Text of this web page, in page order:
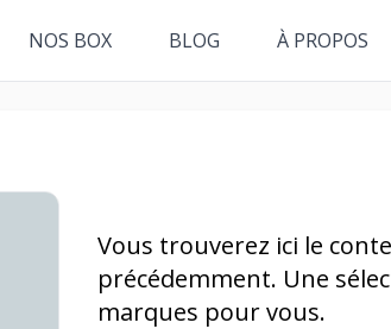
NOS BOX BLOG À PROPOS
Vous trouverez ici le
précédemment. Une
marques pour vous.